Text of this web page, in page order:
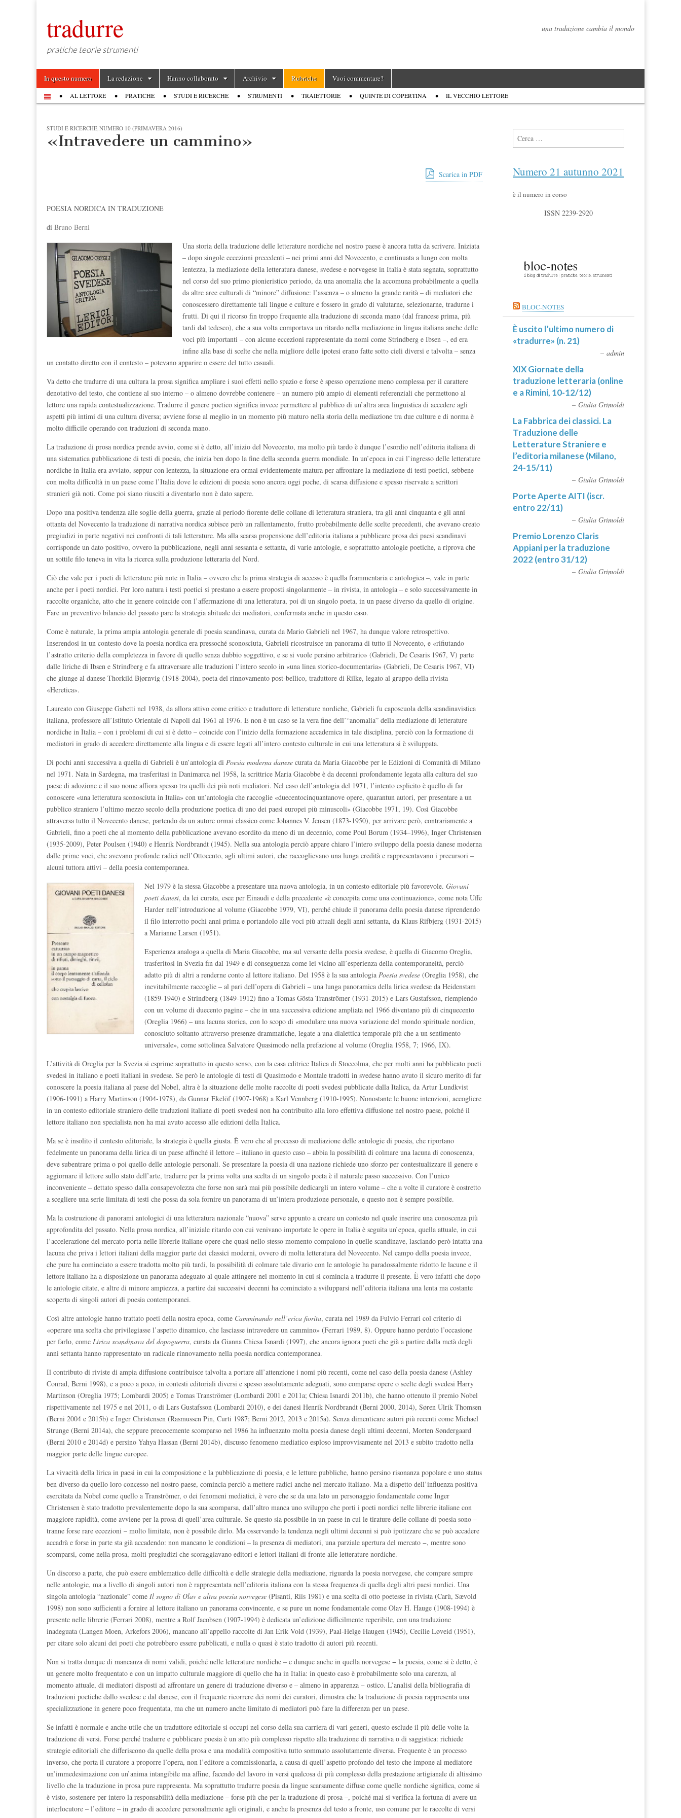
tradurre
pratiche teorie strumenti
una traduzione cambia il mondo
Main menu
Skip to content
In questo numero La redazione Hanno collaborato Archivio Rubriche Vuoi commentare?
Sub menu
AL LETTORE PRATICHE STUDI E RICERCHE STRUMENTI TRAIETTORIE QUINTE DI COPERTINA IL VECCHIO LETTORE
STUDI E RICERCHE NUMERO 10 (PRIMAVERA 2016)
«Intravedere un cammino»
Scarica in PDF
POESIA NORDICA IN TRADUZIONE
di Bruno Berni
Una storia della traduzione delle letterature nordiche nel nostro paese è ancora tutta da scrivere. Iniziata
– dopo singole eccezioni precedenti – nei primi anni del Novecento, e continuata a lungo con molta
lentezza, la mediazione della letteratura danese, svedese e norvegese in Italia è stata segnata, soprattutto
nel corso del suo primo pionieristico periodo, da una anomalia che la accomuna probabilmente a quella
da altre aree culturali di “minore” diffusione: l’assenza – o almeno la grande rarità – di mediatori che
conoscessero direttamente tali lingue e culture e fossero in grado di valutarne, selezionarne, tradurne i
frutti. Di qui il ricorso fin troppo frequente alla traduzione di seconda mano (dal francese prima, più
tardi dal tedesco), che a sua volta comportava un ritardo nella mediazione in lingua italiana anche delle
voci più importanti – con alcune eccezioni rappresentate da nomi come Strindberg e Ibsen –, ed era
infine alla base di scelte che nella migliore delle ipotesi erano fatte sotto cieli diversi e talvolta – senza
un contatto diretto con il contesto – potevano apparire o essere del tutto casuali.
Va detto che tradurre di una cultura la prosa significa ampliare i suoi effetti nello spazio e forse è spesso operazione meno complessa per il carattere
denotativo del testo, che contiene al suo interno – o almeno dovrebbe contenere – un numero più ampio di elementi referenziali che permettono al
lettore una rapida contestualizzazione. Tradurre il genere poetico significa invece permettere al pubblico di un’altra area linguistica di accedere agli
aspetti più intimi di una cultura diversa; avviene forse al meglio in un momento più maturo nella storia della mediazione tra due culture e di norma è
molto difficile operando con traduzioni di seconda mano.
La traduzione di prosa nordica prende avvio, come si è detto, all’inizio del Novecento, ma molto più tardo è dunque l’esordio nell’editoria italiana di
una sistematica pubblicazione di testi di poesia, che inizia ben dopo la fine della seconda guerra mondiale. In un’epoca in cui l’ingresso delle letterature
nordiche in Italia era avviato, seppur con lentezza, la situazione era ormai evidentemente matura per affrontare la mediazione di testi poetici, sebbene
con molta difficoltà in un paese come l’Italia dove le edizioni di poesia sono ancora oggi poche, di scarsa diffusione e spesso riservate a scrittori
stranieri già noti. Come poi siano riusciti a diventarlo non è dato sapere.
Dopo una positiva tendenza alle soglie della guerra, grazie al periodo fiorente delle collane di letteratura straniera, tra gli anni cinquanta e gli anni
ottanta del Novecento la traduzione di narrativa nordica subisce però un rallentamento, frutto probabilmente delle scelte precedenti, che avevano creato
pregiudizi in parte negativi nei confronti di tali letterature. Ma alla scarsa propensione dell’editoria italiana a pubblicare prosa dei paesi scandinavi
corrisponde un dato positivo, ovvero la pubblicazione, negli anni sessanta e settanta, di varie antologie, e soprattutto antologie poetiche, a riprova che
un sottile filo teneva in vita la ricerca sulla produzione letteraria del Nord.
Ciò che vale per i poeti di letterature più note in Italia – ovvero che la prima strategia di accesso è quella frammentaria e antologica –, vale in parte
anche per i poeti nordici. Per loro natura i testi poetici si prestano a essere proposti singolarmente – in rivista, in antologia – e solo successivamente in
raccolte organiche, atto che in genere coincide con l’affermazione di una letteratura, poi di un singolo poeta, in un paese diverso da quello di origine.
Fare un preventivo bilancio del passato pare la strategia abituale dei mediatori, confermata anche in questo caso.
Come è naturale, la prima ampia antologia generale di poesia scandinava, curata da Mario Gabrieli nel 1967, ha dunque valore retrospettivo.
Inserendosi in un contesto dove la poesia nordica era pressoché sconosciuta, Gabrieli ricostruisce un panorama di tutto il Novecento, e «rifiutando
l’astratto criterio della completezza in favore di quello senza dubbio soggettivo, e se si vuole persino arbitrario» (Gabrieli, De Cesaris 1967, V) parte
dalle liriche di Ibsen e Strindberg e fa attraversare alle traduzioni l’intero secolo in «una linea storico-documentaria» (Gabrieli, De Cesaris 1967, VI)
che giunge al danese Thorkild Bjørnvig (1918-2004), poeta del rinnovamento post-bellico, traduttore di Rilke, legato al gruppo della rivista
«Heretica».
Laureato con Giuseppe Gabetti nel 1938, da allora attivo come critico e traduttore di letterature nordiche, Gabrieli fu caposcuola della scandinavistica
italiana, professore all’Istituto Orientale di Napoli dal 1961 al 1976. E non è un caso se la vera fine dell’“anomalia” della mediazione di letterature
nordiche in Italia – con i problemi di cui si è detto – coincide con l’inizio della formazione accademica in tale disciplina, perciò con la formazione di
mediatori in grado di accedere direttamente alla lingua e di essere legati all’intero contesto culturale in cui una letteratura si è sviluppata.
Di pochi anni successiva a quella di Gabrieli è un’antologia di Poesia moderna danese curata da Maria Giacobbe per le Edizioni di Comunità di Milano
nel 1971. Nata in Sardegna, ma trasferitasi in Danimarca nel 1958, la scrittrice Maria Giacobbe è da decenni profondamente legata alla cultura del suo
paese di adozione e il suo nome affiora spesso tra quelli dei più noti mediatori. Nel caso dell’antologia del 1971, l’intento esplicito è quello di far
conoscere «una letteratura sconosciuta in Italia» con un’antologia che raccoglie «duecentocinquantanove opere, quarantun autori, per presentare a un
pubblico straniero l’ultimo mezzo secolo della produzione poetica di uno dei paesi europei più minuscoli» (Giacobbe 1971, 19). Così Giacobbe
attraversa tutto il Novecento danese, partendo da un autore ormai classico come Johannes V. Jensen (1873-1950), per arrivare però, contrariamente a
Gabrieli, fino a poeti che al momento della pubblicazione avevano esordito da meno di un decennio, come Poul Borum (1934–1996), Inger Christensen
(1935-2009), Peter Poulsen (1940) e Henrik Nordbrandt (1945). Nella sua antologia perciò appare chiaro l’intero sviluppo della poesia danese moderna
dalle prime voci, che avevano profonde radici nell’Ottocento, agli ultimi autori, che raccoglievano una lunga eredità e rappresentavano i precursori –
alcuni tuttora attivi – della poesia contemporanea.
Nel 1979 è la stessa Giacobbe a presentare una nuova antologia, in un contesto editoriale più favorevole. Giovani
poeti danesi, da lei curata, esce per Einaudi e della precedente «è concepita come una continuazione», come nota Uffe
Harder nell’introduzione al volume (Giacobbe 1979, VI), perché chiude il panorama della poesia danese riprendendo
il filo interrotto pochi anni prima e portandolo alle voci più attuali degli anni settanta, da Klaus Rifbjerg (1931-2015)
a Marianne Larsen (1951).
Esperienza analoga a quella di Maria Giacobbe, ma sul versante della poesia svedese, è quella di Giacomo Oreglia,
trasferitosi in Svezia fin dal 1949 e di conseguenza come lei vicino all’esperienza della contemporaneità, perciò
adatto più di altri a renderne conto al lettore italiano. Del 1958 è la sua antologia Poesia svedese (Oreglia 1958), che
inevitabilmente raccoglie – al pari dell’opera di Gabrieli – una lunga panoramica della lirica svedese da Heidenstam
(1859-1940) e Strindberg (1849-1912) fino a Tomas Gösta Tranströmer (1931-2015) e Lars Gustafsson, riempiendo
con un volume di duecento pagine – che in una successiva edizione ampliata nel 1966 diventano più di cinquecento
(Oreglia 1966) – una lacuna storica, con lo scopo di «modulare una nuova variazione del mondo spirituale nordico,
conosciuto soltanto attraverso presenze drammatiche, legate a una dialettica temporale più che a un sentimento
universale», come sottolinea Salvatore Quasimodo nella prefazione al volume (Oreglia 1958, 7; 1966, IX).
L’attività di Oreglia per la Svezia si esprime soprattutto in questo senso, con la casa editrice Italica di Stoccolma, che per molti anni ha pubblicato poeti
svedesi in italiano e poeti italiani in svedese. Se però le antologie di testi di Quasimodo e Montale tradotti in svedese hanno avuto il sicuro merito di far
conoscere la poesia italiana al paese del Nobel, altra è la situazione delle molte raccolte di poeti svedesi pubblicate dalla Italica, da Artur Lundkvist
(1906-1991) a Harry Martinson (1904-1978), da Gunnar Ekelöf (1907-1968) a Karl Vennberg (1910-1995). Nonostante le buone intenzioni, accogliere
in un contesto editoriale straniero delle traduzioni italiane di poeti svedesi non ha contribuito alla loro effettiva diffusione nel nostro paese, poiché il
lettore italiano non specialista non ha mai avuto accesso alle edizioni della Italica.
Ma se è insolito il contesto editoriale, la strategia è quella giusta. È vero che al processo di mediazione delle antologie di poesia, che riportano
fedelmente un panorama della lirica di un paese affinché il lettore – italiano in questo caso – abbia la possibilità di colmare una lacuna di conoscenza,
deve subentrare prima o poi quello delle antologie personali. Se presentare la poesia di una nazione richiede uno sforzo per contestualizzare il genere e
aggiornare il lettore sullo stato dell’arte, tradurre per la prima volta una scelta di un singolo poeta è il naturale passo successivo. Con l’unico
inconveniente – dettato spesso dalla consapevolezza che forse non sarà mai più possibile dedicargli un intero volume – che a volte il curatore è costretto
a scegliere una serie limitata di testi che possa da sola fornire un panorama di un’intera produzione personale, e questo non è sempre possibile.
Ma la costruzione di panorami antologici di una letteratura nazionale “nuova” serve appunto a creare un contesto nel quale inserire una conoscenza più
approfondita del passato. Nella prosa nordica, all’iniziale ritardo con cui venivano importate le opere in Italia è seguita un’epoca, quella attuale, in cui
l’accelerazione del mercato porta nelle librerie italiane opere che quasi nello stesso momento compaiono in quelle scandinave, lasciando però intatta una
lacuna che priva i lettori italiani della maggior parte dei classici moderni, ovvero di molta letteratura del Novecento. Nel campo della poesia invece,
che pure ha cominciato a essere tradotta molto più tardi, la possibilità di colmare tale divario con le antologie ha paradossalmente ridotto le lacune e il
lettore italiano ha a disposizione un panorama adeguato al quale attingere nel momento in cui si comincia a tradurre il presente. È vero infatti che dopo
le antologie citate, e altre di minore ampiezza, a partire dai successivi decenni ha cominciato a svilupparsi nell’editoria italiana una lenta ma costante
scoperta di singoli autori di poesia contemporanei.
Così altre antologie hanno trattato poeti della nostra epoca, come Camminando nell’erica fiorita, curata nel 1989 da Fulvio Ferrari col criterio di
«operare una scelta che privilegiasse l’aspetto dinamico, che lasciasse intravedere un cammino» (Ferrari 1989, 8). Oppure hanno perduto l’occasione
per farlo, come Lirica scandinava del dopoguerra, curata da Gianna Chiesa Isnardi (1997), che ancora ignora poeti che già a partire dalla metà degli
anni settanta hanno rappresentato un radicale rinnovamento nella poesia nordica contemporanea.
Il contributo di riviste di ampia diffusione contribuisce talvolta a portare all’attenzione i nomi più recenti, come nel caso della poesia danese (Ashley
Conrad, Berni 1998), e a poco a poco, in contesti editoriali diversi e spesso assolutamente adeguati, sono comparse opere o scelte degli svedesi Harry
Martinson (Oreglia 1975; Lombardi 2005) e Tomas Tranströmer (Lombardi 2001 e 2011a; Chiesa Isnardi 2011b), che hanno ottenuto il premio Nobel
rispettivamente nel 1975 e nel 2011, o di Lars Gustafsson (Lombardi 2010), e dei danesi Henrik Nordbrandt (Berni 2000, 2014), Søren Ulrik Thomsen
(Berni 2004 e 2015b) e Inger Christensen (Rasmussen Pin, Curti 1987; Berni 2012, 2013 e 2015a). Senza dimenticare autori più recenti come Michael
Strunge (Berni 2014a), che seppure precocemente scomparso nel 1986 ha influenzato molta poesia danese degli ultimi decenni, Morten Søndergaard
(Berni 2010 e 2014d) e persino Yahya Hassan (Berni 2014b), discusso fenomeno mediatico esploso improvvisamente nel 2013 e subito tradotto nella
maggior parte delle lingue europee.
La vivacità della lirica in paesi in cui la composizione e la pubblicazione di poesia, e le letture pubbliche, hanno persino risonanza popolare e uno status
ben diverso da quello loro concesso nel nostro paese, comincia perciò a mettere radici anche nel mercato italiano. Ma a dispetto dell’influenza positiva
esercitata da Nobel come quello a Tranströmer, o dei fenomeni mediatici, è vero che se da una lato un personaggio fondamentale come Inger
Christensen è stato tradotto prevalentemente dopo la sua scomparsa, dall’altro manca uno sviluppo che porti i poeti nordici nelle librerie italiane con
maggiore rapidità, come avviene per la prosa di quell’area culturale. Se questo sia possibile in un paese in cui le tirature delle collane di poesia sono –
tranne forse rare eccezioni – molto limitate, non è possibile dirlo. Ma osservando la tendenza negli ultimi decenni si può ipotizzare che se può accadere
accadrà e forse in parte sta già accadendo: non mancano le condizioni – la presenza di mediatori, una parziale apertura del mercato −, mentre sono
scomparsi, come nella prosa, molti pregiudizi che scoraggiavano editori e lettori italiani di fronte alle letterature nordiche.
Un discorso a parte, che può essere emblematico delle difficoltà e delle strategie della mediazione, riguarda la poesia norvegese, che compare sempre
nelle antologie, ma a livello di singoli autori non è rappresentata nell’editoria italiana con la stessa frequenza di quella degli altri paesi nordici. Una
singola antologia “nazionale” come Il sogno di Olav e altra poesia norvegese (Pisanti, Riis 1981) e una scelta di otto poetesse in rivista (Carù, Sævold
1998) non sono sufficienti a fornire al lettore italiano un panorama convincente, e se pure un nome fondamentale come Olav H. Hauge (1908-1994) è
presente nelle librerie (Ferrari 2008), mentre a Rolf Jacobsen (1907-1994) è dedicata un’edizione difficilmente reperibile, con una traduzione
inadeguata (Langen Moen, Arkefors 2006), mancano all’appello raccolte di Jan Erik Vold (1939), Paal-Helge Haugen (1945), Cecilie Løveid (1951),
per citare solo alcuni dei poeti che potrebbero essere pubblicati, e nulla o quasi è stato tradotto di autori più recenti.
Non si tratta dunque di mancanza di nomi validi, poiché nelle letterature nordiche – e dunque anche in quella norvegese − la poesia, come si è detto, è
un genere molto frequentato e con un impatto culturale maggiore di quello che ha in Italia: in questo caso è probabilmente solo una carenza, al
momento attuale, di mediatori disposti ad affrontare un genere di traduzione diverso e – almeno in apparenza − ostico. L’analisi della bibliografia di
traduzioni poetiche dallo svedese e dal danese, con il frequente ricorrere dei nomi dei curatori, dimostra che la traduzione di poesia rappresenta una
specializzazione in genere poco frequentata, ma che un numero anche limitato di mediatori può fare la differenza per un paese.
Se infatti è normale e anche utile che un traduttore editoriale si occupi nel corso della sua carriera di vari generi, questo esclude il più delle volte la
traduzione di versi. Forse perché tradurre e pubblicare poesia è un atto più complesso rispetto alla traduzione di narrativa o di saggistica: richiede
strategie editoriali che differiscono da quelle della prosa e una modalità compositiva tutto sommato assolutamente diversa. Frequente è un processo
inverso, che porta il curatore a proporre l’opera, non l’editore a commissionarla, a causa di quell’aspetto profondo del testo che impone al mediatore
un’immedesimazione con un’anima intangibile ma affine, facendo del lavoro in versi qualcosa di più complesso della prestazione artigianale di altissimo
livello che la traduzione in prosa pure rappresenta. Ma soprattutto tradurre poesia da lingue scarsamente diffuse come quelle nordiche significa, come si
è visto, sostenere per intero la responsabilità della mediazione – forse più che per la traduzione di prosa –, poiché mai si verifica la fortuna di avere un
interlocutore – l’editore – in grado di accedere personalmente agli originali, e anche la presenza del testo a fronte, uso comune per le raccolte di versi
Ricerca per:
Numero 21 autunno 2021
è il numero in corso
ISSN 2239-2920
BLOC-NOTES
È uscito l’ultimo numero di
«tradurre» (n. 21)
admin
XIX Giornate della
traduzione letteraria (online
e a Rimini, 10-12/12)
Giulia Grimoldi
La Fabbrica dei classici. La
Traduzione delle
Letterature Straniere e
l’editoria milanese (Milano,
24-15/11)
Giulia Grimoldi
Porte Aperte AITI (iscr.
entro 22/11)
Giulia Grimoldi
Premio Lorenzo Claris
Appiani per la traduzione
2022 (entro 31/12)
Giulia Grimoldi